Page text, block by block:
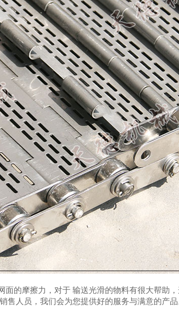
面的摩擦力，对于 输送光滑的物料有很大帮助
售人员，我们会为您提供好的服务与满意的产品